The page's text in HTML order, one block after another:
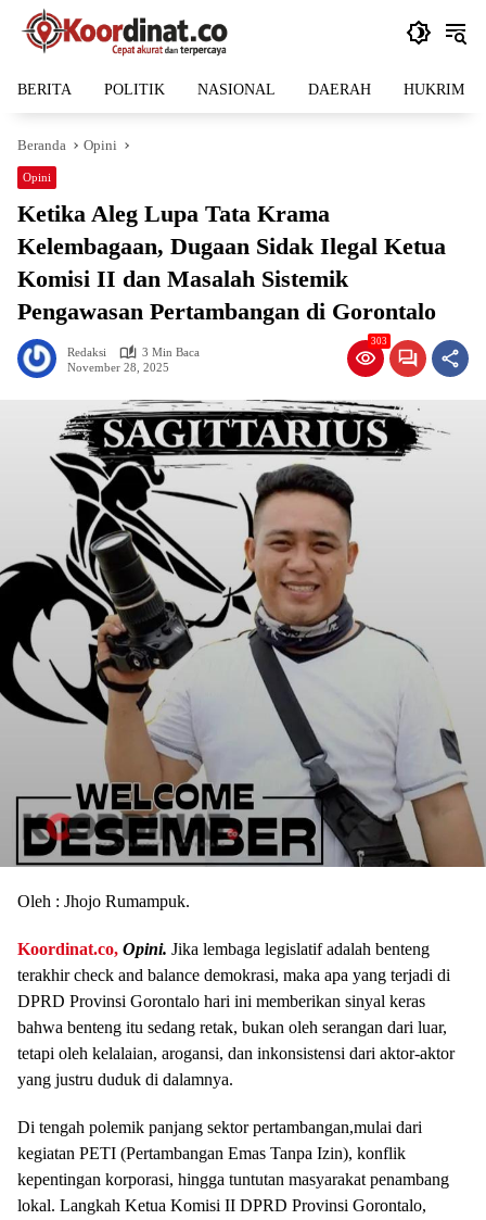
Langsung
BERITA POLITIK NASIONAL DAERAH HUKRIM
Beranda Opini
Opini
Ketika Aleg Lupa Tata Krama
Kelembagaan, Dugaan Sidak Ilegal Ketua
Komisi II dan Masalah Sistemik
Pengawasan Pertambangan di Gorontalo
Redaksi
3 Min Baca
November 28, 2025
303
Oleh : Jhojo Rumampuk.
Koordinat.co, Opini. Jika lembaga legislatif adalah benteng
terakhir check and balance demokrasi, maka apa yang terjadi di
DPRD Provinsi Gorontalo hari ini memberikan sinyal keras
bahwa benteng itu sedang retak, bukan oleh serangan dari luar,
tetapi oleh kelalaian, arogansi, dan inkonsistensi dari aktor-aktor
yang justru duduk di dalamnya.
Di tengah polemik panjang sektor pertambangan,mulai dari
kegiatan PETI (Pertambangan Emas Tanpa Izin), konflik
kepentingan korporasi, hingga tuntutan masyarakat penambang
lokal. Langkah Ketua Komisi II DPRD Provinsi Gorontalo,